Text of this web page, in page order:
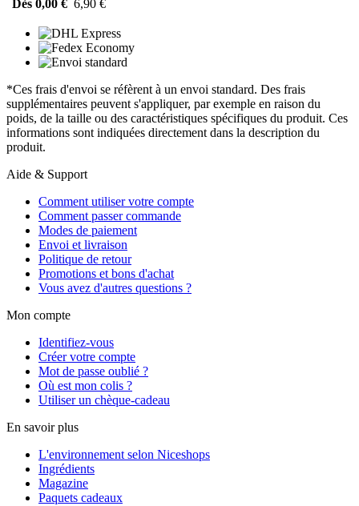
Dès 0,00 € 6,90 €
*Ces frais d'envoi se réfèrent à un envoi standard. Des frais
supplémentaires peuvent s'appliquer, par exemple en raison du
poids, de la taille ou des caractéristiques spécifiques du produit. Ces
informations sont indiquées directement dans la description du
produit.
Aide & Support
Comment utiliser votre compte
Comment passer commande
Modes de paiement
Envoi et livraison
Politique de retour
Promotions et bons d'achat
Vous avez d'autres questions ?
Mon compte
Identifiez-vous
Créer votre compte
Mot de passe oublié ?
Où est mon colis ?
Utiliser un chèque-cadeau
En savoir plus
L'environnement selon Niceshops
Ingrédients
Magazine
Paquets cadeaux